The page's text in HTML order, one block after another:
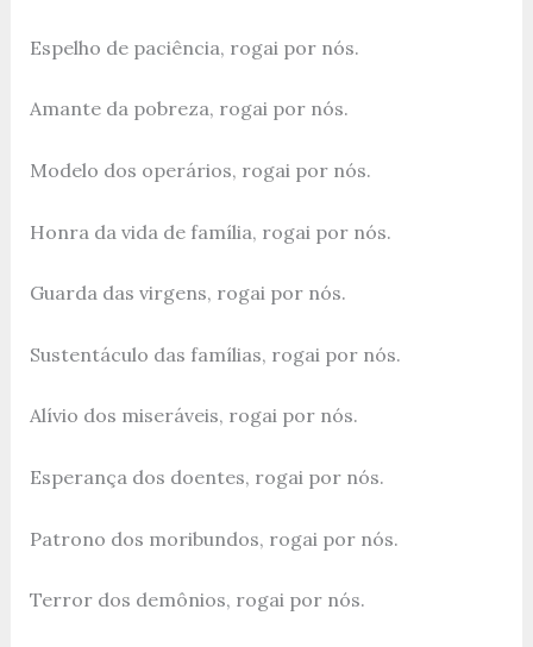
Espelho de paciência, rogai por nós.
Amante da pobreza, rogai por nós.
Modelo dos operários, rogai por nós.
Honra da vida de família, rogai por nós.
Guarda das virgens, rogai por nós.
Sustentáculo das famílias, rogai por nós.
Alívio dos miseráveis, rogai por nós.
Esperança dos doentes, rogai por nós.
Patrono dos moribundos, rogai por nós.
Terror dos demônios, rogai por nós.